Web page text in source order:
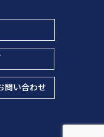
問い合わせ